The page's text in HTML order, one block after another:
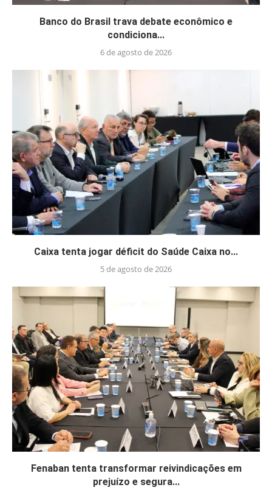
Banco do Brasil trava debate econômico e
condiciona...
6 de agosto de 2026
Caixa tenta jogar déficit do Saúde Caixa no...
5 de agosto de 2026
Fenaban tenta transformar reivindicações em
prejuízo e segura...